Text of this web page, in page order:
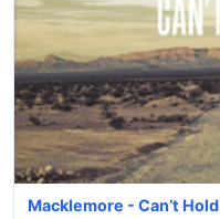
Macklemore - Can’t